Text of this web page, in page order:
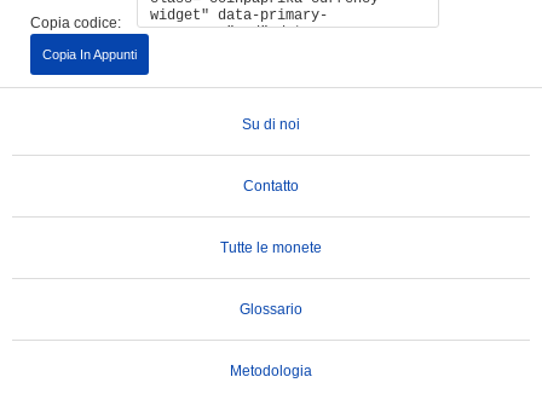
Copia codice:
Copia In Appunti
Su di noi
Contatto
Tutte le monete
Glossario
Metodologia